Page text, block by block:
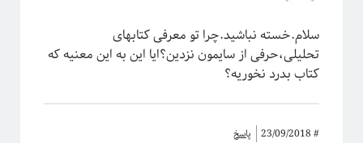
سلام.خسته نباشید.چرا تو معرفی کتابهای
تحلیلی،حرفی از سایمون نزدین؟ایا این به این معنیه که
کتاب بدرد نخوریه؟
#
23/09/2018 پاسخ